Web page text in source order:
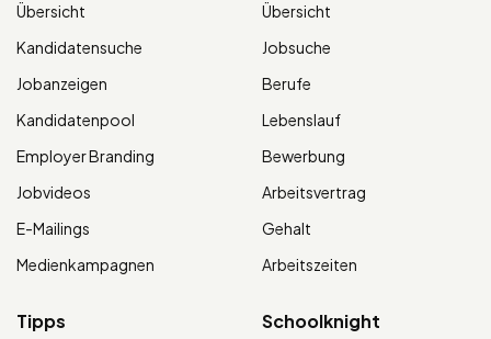
Übersicht
Kandidatensuche
Jobanzeigen
Kandidatenpool
Employer Branding
Jobvideos
E-Mailings
Medienkampagnen
Übersicht
Jobsuche
Berufe
Lebenslauf
Bewerbung
Arbeitsvertrag
Gehalt
Arbeitszeiten
Tipps Schoolknight